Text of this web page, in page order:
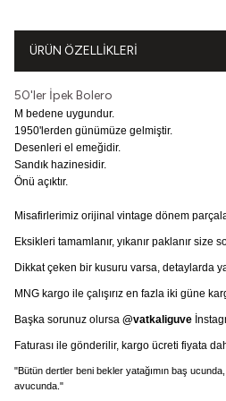
ÜRÜN ÖZELLIKLERI
50'ler İpek Bolero
M bedene uygundur.
1950'lerden günümüze gelmiştir.
Desenleri el emeğidir.
Sandık hazinesidir.
Önü açıktır.
Misafirlerimiz orijinal vintage dönem
Eksikleri tamamlanır, yıkanır paklanır size
Dikkat çeken bir kusuru varsa, detaylarda
MNG kargo ile çalışırız en fazla iki güne
Başka sorunuz olursa @vatkaliguve
Faturası ile gönderilir, kargo ücreti fiyata
"Bütün dertler beni bekler yatağımın baş
avucunda."